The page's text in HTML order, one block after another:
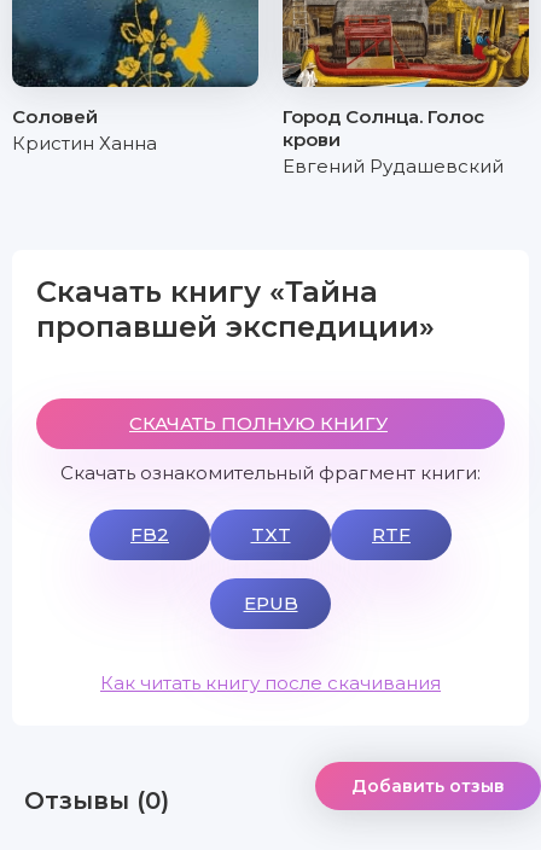
Соловей
Кристин Ханна
Город Солнца. Голос
крови
Евгений Рудашевский
Скачать книгу «Тайна
пропавшей экспедиции»
СКАЧАТЬ ПОЛНУЮ КНИГУ
Скачать ознакомительный фрагмент книги:
FB2 TXT RTF
EPUB
Как читать книгу после скачивания
Отзывы (0) Добавить отзыв